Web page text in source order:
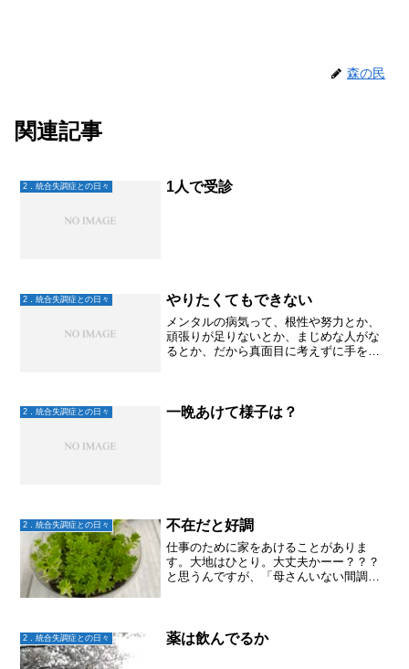
森の民
関連記事
2．統合失調症との日々 1人で受診
2．統合失調症との日々 やりたくてもできない
メンタルの病気って、根性や努力とか、
頑張りが足りないとか、まじめな人がな
るとか、だから真面目に考えずに手を抜
間違い！でも、大地を見て...
2．統合失調症との日々 一晩あけて様子は？
2．統合失調症との日々 不在だと好調
仕事のために家をあけることがありま
す。大地はひとり。大丈夫かーー？？？
と思うんですが、「母さんいない間調子
も一人暮らししてほしいんで...
2．統合失調症との日々 薬は飲んでるか